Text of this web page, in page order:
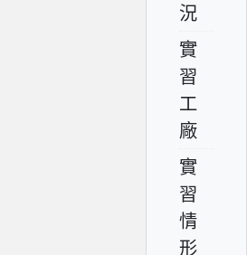
況
實
習
工
廠
實
習
情
形